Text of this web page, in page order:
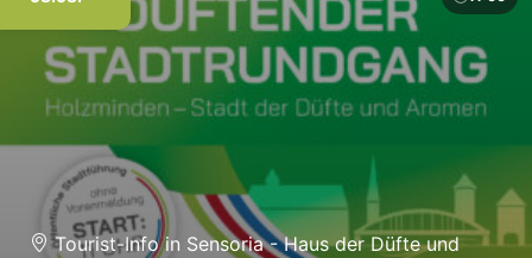
Tourist-Info in Sensoria - Haus der Düfte und